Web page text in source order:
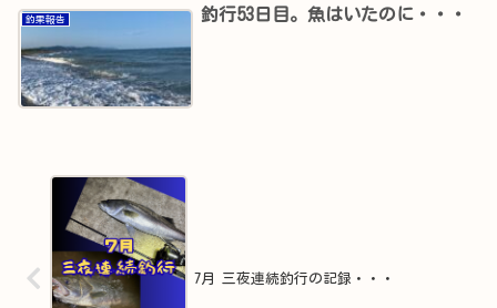
釣果報告 釣行53日目。魚はいたのに・・・
7月 三夜連続釣行の記録・・・